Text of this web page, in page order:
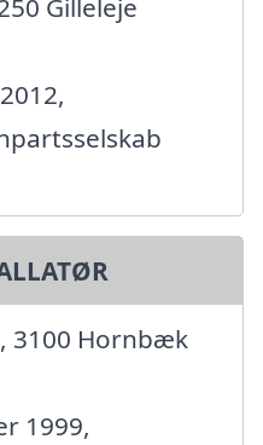
Gilleleje
3100 Hornbæk
1999,